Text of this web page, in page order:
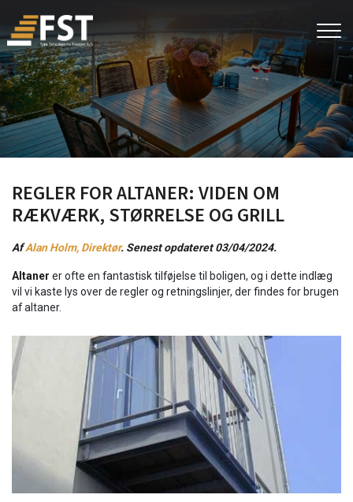
hovedindhold
REGLER FOR ALTANER: VIDEN OM
RÆKVÆRK, STØRRELSE OG GRILL
AfAlan Holm, Direktør. Senest opdateret 03/04/2024.
Altaner er ofte en fantastisk tilføjelse til boligen, og i dette indlæg
vil vi kaste lys over de regler og retningslinjer, der findes for brugen
af altaner.